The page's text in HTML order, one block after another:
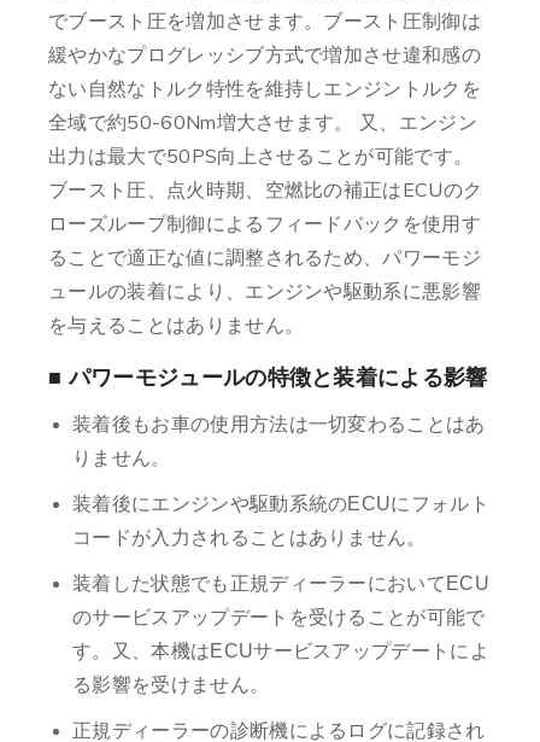
でブースト圧を増加させます。ブースト圧制御は
緩やかなプログレッシブ方式で増加させ違和感の
ない自然なトルク特性を維持しエンジントルクを
全域で約50-60Nm増大させます。 又、エンジン
出力は最大で50PS向上させることが可能です。
ブースト圧、点火時期、空燃比の補正はECUのク
ローズループ制御によるフィードバックを使用す
ることで適正な値に調整されるため、パワーモジ
ュールの装着により、エンジンや駆動系に悪影響
を与えることはありません。
■ パワーモジュールの特徴と装着による影響
装着後もお車の使用方法は一切変わることはあ
りません。
装着後にエンジンや駆動系統のECUにフォルト
コードが入力されることはありません。
装着した状態でも正規ディーラーにおいてECU
のサービスアップデートを受けることが可能で
す。又、本機はECUサービスアップデートによ
る影響を受けません。
正規ディーラーの診断機によるログに記録され